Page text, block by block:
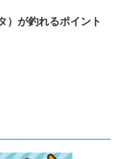
）が釣れるポイント